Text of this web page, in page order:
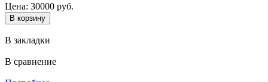
Цена: 30000 руб.
В закладки
В сравнение